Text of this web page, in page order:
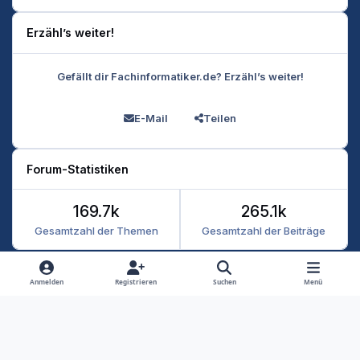
Vielen Dank im Voraus.
Erzähl’s weiter!
Gefällt dir Fachinformatiker.de? Erzähl’s weiter!
E-Mail Teilen
Forum-Statistiken
Gesamtzahl der Themen
169.7k
Gesamtzahl der Beiträge
265.1k
Heller Modus
Dunkler Modus
Systemeinstellung
Anmelden Registrieren Suchen Menü